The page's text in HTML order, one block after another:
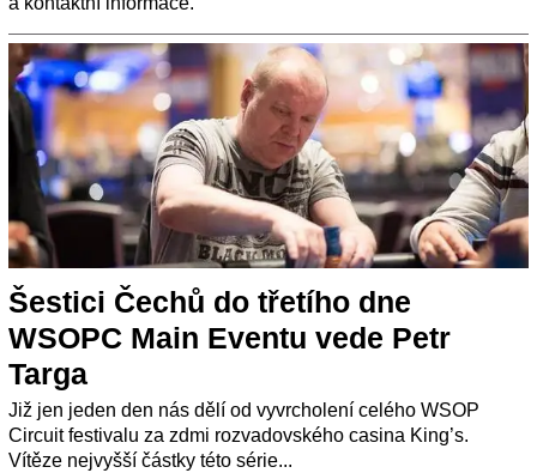
Šestici Čechů do třetího dne
WSOPC Main Eventu vede Petr
Targa
Již jen jeden den nás dělí od vyvrcholení celého WSOP
Circuit festivalu za zdmi rozvadovského casina King’s.
Vítěze nejvyšší částky této série...